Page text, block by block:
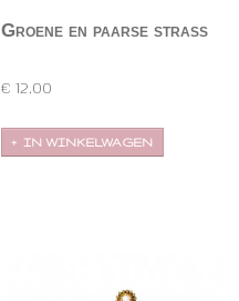
Groene en paarse strass
€ 12,00
IN WINKELWAGEN